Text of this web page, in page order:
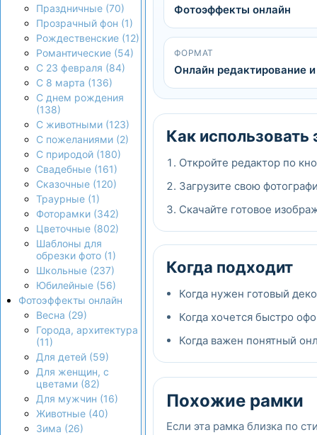
Праздничные (70)
Прозрачный фон (1)
Рождественские (12)
Романтические (54)
С 23 февраля (84)
С 8 марта (136)
С днем рождения
(138)
С животными (123)
С пожеланиями (2)
С природой (180)
Свадебные (161)
Сказочные (120)
Траурные (1)
Фоторамки (342)
Цветочные (802)
Шаблоны для
обрезки фото (1)
Школьные (237)
Юбилейные (56)
Фотоэффекты онлайн
Весна (29)
Города, архитектура
(11)
Для детей (59)
Для женщин, с
цветами (82)
Для мужчин (16)
Животные (40)
Зима (26)
Фотоэффекты онлайн
ФОРМАТ
Онлайн редактирование
Как использовать
Откройте редактор по
Загрузите свою
Скачайте готовое
Когда подходит
Когда нужен готовый
Когда хочется быстро
Когда важен понятный
Похожие рамки
Если эта рамка близка по